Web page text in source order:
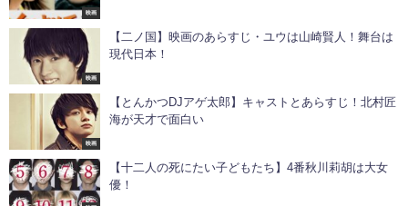
映画
映画
【二ノ国】映画のあらすじ・ユウは山崎賢人！舞台は
現代日本！
映画
【とんかつDJアゲ太郎】キャストとあらすじ！北村匠
海が天才で面白い
【十二人の死にたい子どもたち】4番秋川莉胡は大女
優！